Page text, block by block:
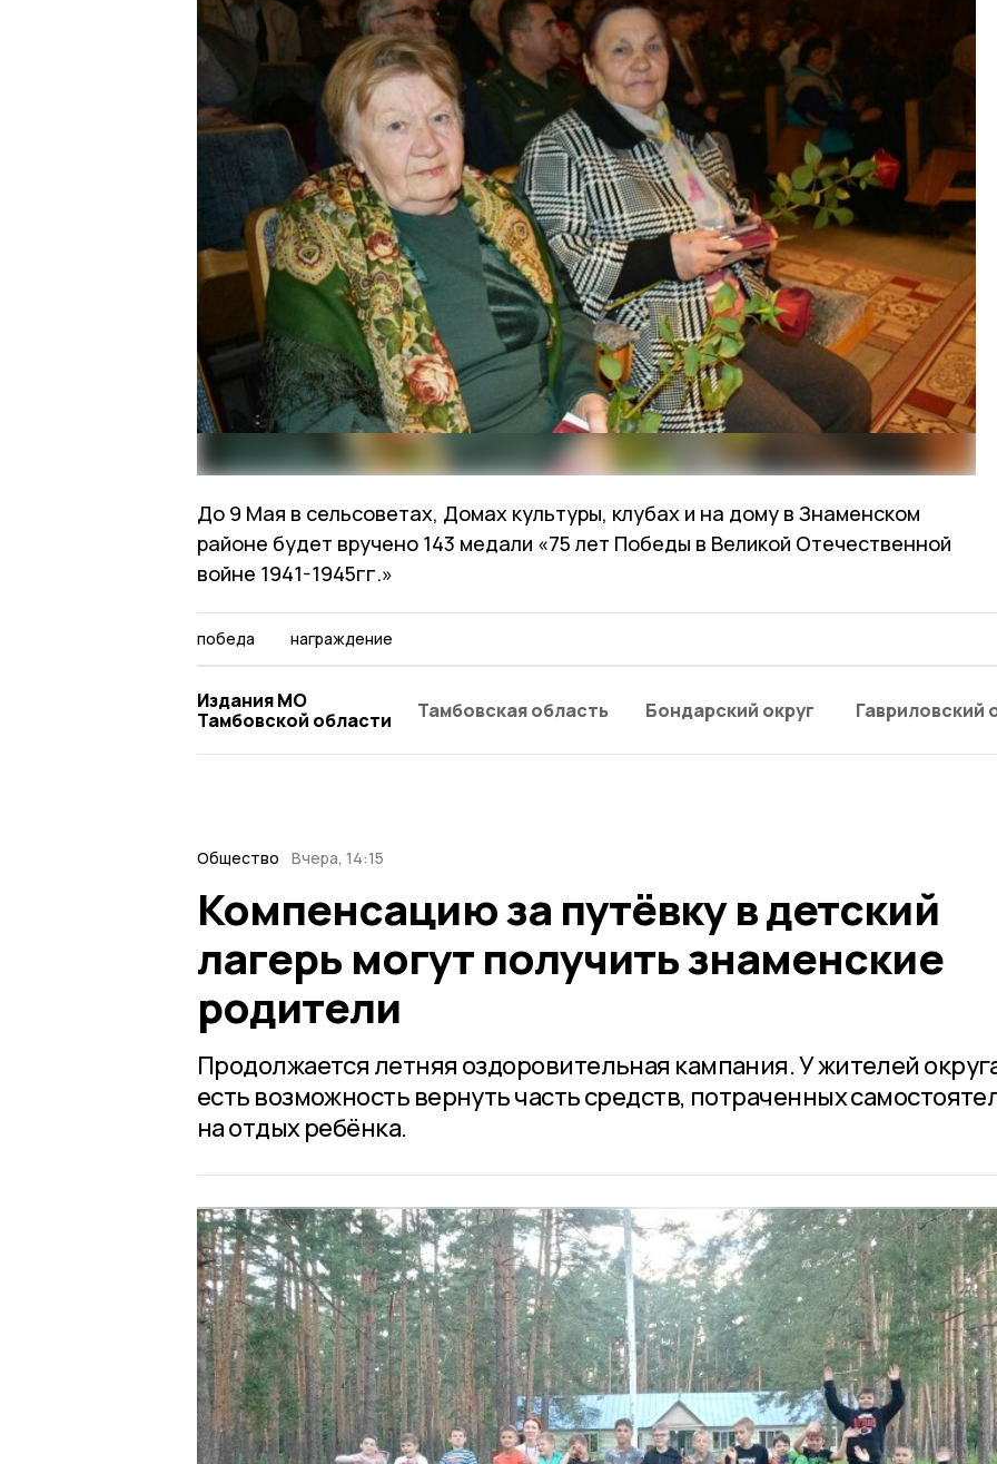
До 9 Мая в сельсоветах, Домах культуры, клубах и на дому в Знаменском
районе будет вручено 143 медали «75 лет Победы в Великой Отечественной
войне 1941-1945гг.»
победа награждение
Издания МО
Тамбовской области
Тамбовская область Бондарский округ Гавриловский
Общество Вчера, 14:15
Компенсацию за путёвку в детский
лагерь могут получить знаменские
родители
Продолжается летняя оздоровительная кампания. У жителей
есть возможность вернуть часть средств, потраченных
на отдых ребёнка.